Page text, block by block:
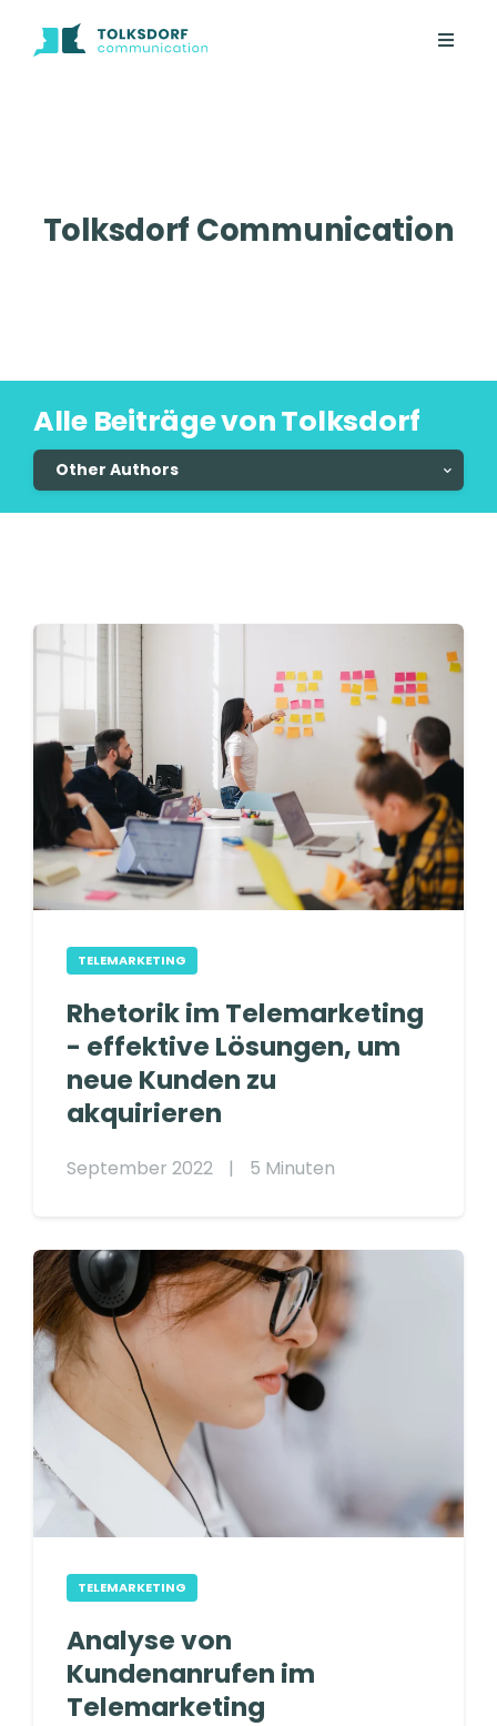
Tolksdorf Communication
Alle Beiträge von Tolksdorf
Other Authors
TELEMARKETING
Rhetorik im Telemarketing
- effektive Lösungen, um
neue Kunden zu
akquirieren
September 2022 | 5 Minuten
TELEMARKETING
Analyse von
Kundenanrufen im
Telemarketing